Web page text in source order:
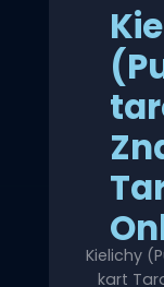
Kielichy
kart